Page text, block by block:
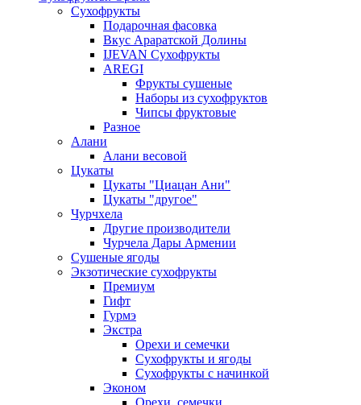
Сухофрукты
Подарочная фасовка
Вкус Араратской Долины
IJEVAN Сухофрукты
AREGI
Фрукты сушеные
Наборы из сухофруктов
Чипсы фруктовые
Разное
Алани
Алани весовой
Цукаты
Цукаты "Циацан Ани"
Цукаты "другое"
Чурчхела
Другие производители
Чурчела Дары Армении
Сушеные ягоды
Экзотические сухофрукты
Премиум
Гифт
Гурмэ
Экстра
Орехи и семечки
Сухофрукты и ягоды
Сухофрукты с начинкой
Эконом
Орехи, семечки